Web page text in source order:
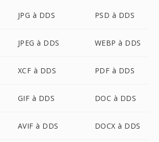
JPG à DDS PSD à DDS
JPEG à DDS WEBP à DDS
XCF à DDS PDF à DDS
GIF à DDS DOC à DDS
AVIF à DDS DOCX à DDS